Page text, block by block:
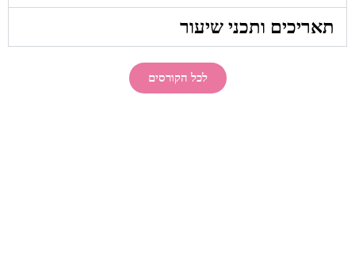
תאריכים ותכני שיעור
לכל הקורסים